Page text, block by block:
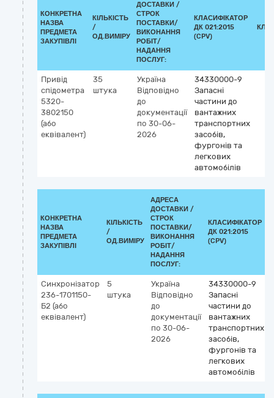
КОНКРЕТНА
НАЗВА
ПРЕДМЕТА
ЗАКУПІВЛІ
КІЛЬКІСТЬ
/
ОД.ВИМІРУ
ДОСТАВКИ /
СТРОК
ПОСТАВКИ/
ВИКОНАННЯ
РОБІТ/
НАДАННЯ
ПОСЛУГ:
КЛАСИФІКАТОР
ДК 021:2015
(CPV)
Привід
спідометра
5320-
3802150
(або
еквівалент)
35
штука
Україна
Відповідно
до
документації
по 30-06-
2026
34330000-9
Запасні
частини до
вантажних
транспортних
засобів,
фургонів та
легкових
автомобілів
КОНКРЕТНА
НАЗВА
ПРЕДМЕТА
ЗАКУПІВЛІ
КІЛЬКІСТЬ
/
ОД.ВИМІРУ
АДРЕСА
ДОСТАВКИ /
СТРОК
ПОСТАВКИ/
ВИКОНАННЯ
РОБІТ/
НАДАННЯ
ПОСЛУГ:
КЛАСИФІКАТОР
ДК 021:2015
(CPV)
Синхронізатор
236-1701150-
Б2 (або
еквівалент)
5
штука
Україна
Відповідно
до
документації
по 30-06-
2026
34330000-9
Запасні
частини до
вантажних
транспортних
засобів,
фургонів та
легкових
автомобілів